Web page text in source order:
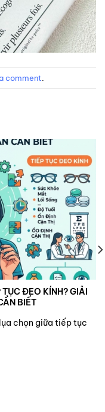
comment
TỤC ĐEO KÍNH? GIẢI
BIẾT
chọn giữa tiếp tục